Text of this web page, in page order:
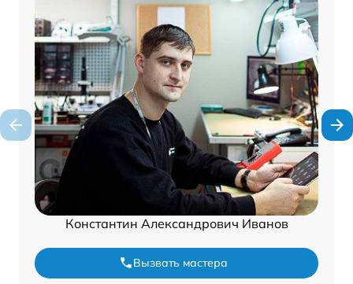
Константин Александрович Иванов
Вызвать мастера